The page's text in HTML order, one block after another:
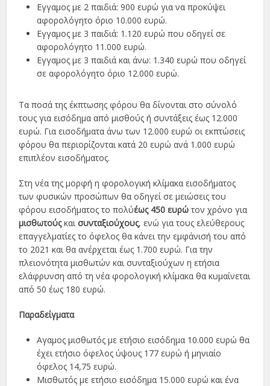
Εγγαµος µε 2 παιδιά: 900 ευρώ για να προκύψει
αφορολόγητο όριο 10.000 ευρώ.
Εγγαµος µε 3 παιδιά: 1.120 ευρώ που οδηγεί σε
αφορολόγητο 11.000 ευρώ.
Εγγαµος µε 3 παιδιά και άνω: 1.340 ευρώ που οδηγεί
σε αφορολόγητο όριο 12.000 ευρώ.
Τα ποσά της έκπτωσης φόρου θα δίνονται στο σύνολό
τους για εισόδηµα από µισθούς ή συντάξεις έως 12.000
ευρώ. Για εισοδήµατα άνω των 12.000 ευρώ οι εκπτώσεις
φόρου θα περιορίζονται κατά 20 ευρώ ανά 1.000 ευρώ
επιπλέον εισοδήµατος.
Στη νέα της µορφή η φορολογική κλίµακα εισοδήµατος
των φυσικών προσώπων θα οδηγεί σε µειώσεις του
φόρου εισοδήµατος το πολύέως 450 ευρώ τον χρόνο για
µισθωτούςκαισυνταξιούχους, ενώ για τους ελεύθερους
επαγγελµατίες το όφελος θα κάνει την εµφάνισή του από
το 2021 και θα ανέρχεται έως 1.700 ευρώ. Για την
πλειονότητα µισθωτών και συνταξιούχων η ετήσια
ελάφρυνση από τη νέα φορολογική κλίµακα θα κυµαίνεται
από 50 έως 180 ευρώ.
Παραδείγµατα
Αγαµος µισθωτός µε ετήσιο εισόδηµα 10.000 ευρώ θα
έχει ετήσιο όφελος ύψους 177 ευρώ ή µηνιαίο
όφελος 14,75 ευρώ.
Μισθωτός µε ετήσιο εισόδηµα 15.000 ευρώ και ένα